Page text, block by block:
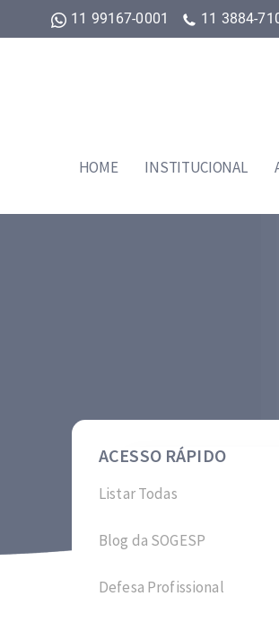
11 99167-0001 11 3884-
HOME INSTITUCIONAL
ACESSO RÁPIDO
Listar Todas
Blog da SOGESP
Defesa Profissional